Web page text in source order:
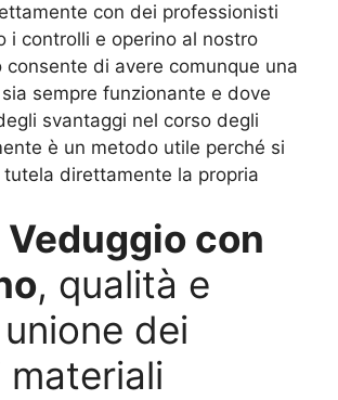
con dei professionisti
i controlli e operino al nostro
consente di avere comunque una
sempre funzionante e dove
svantaggi nel corso degli
è un metodo utile perché si
direttamente la propria
con
, qualità e
dei
materiali